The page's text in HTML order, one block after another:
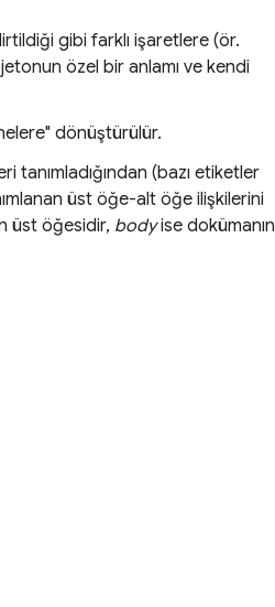
gibi farklı işaretlere (ör.
özel bir anlamı ve kendi
dönüştürülür.
tanımladığından (bazı etiketler
üst öğe-alt öğe ilişkilerini
üst öğesidir, bodyise dokümanın